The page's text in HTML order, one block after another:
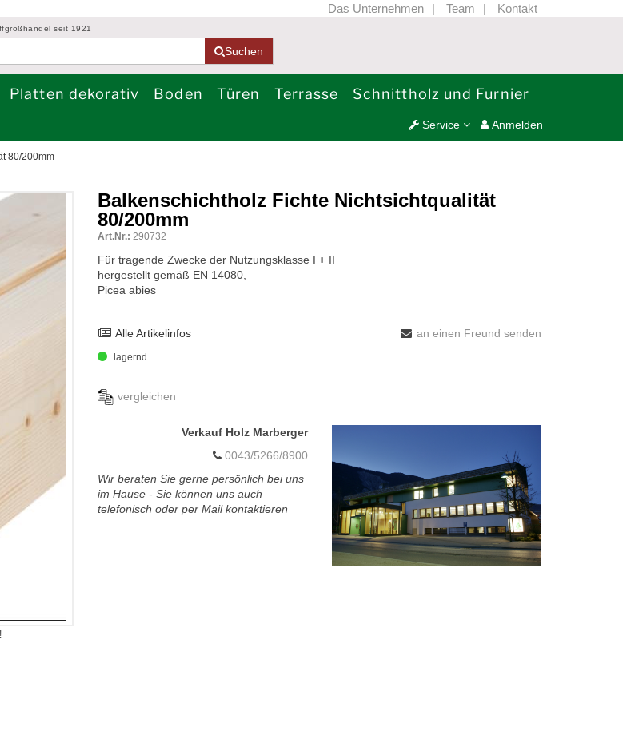
Das Unternehmen Team Kontakt
seit 1921
Suchen
Platten dekorativ Boden Türen Terrasse Schnittholz und Furnier
Anmelden
Service
80/200mm
Balkenschichtholz Fichte Nichtsichtqualität
80/200mm
Art.Nr.: 290732
Für tragende Zwecke der Nutzungsklasse I + II
hergestellt gemäß EN 14080,
Picea abies
Alle Artikelinfos an einen Freund senden
lagernd
vergleichen
Verkauf Holz Marberger
0043/5266/8900
Wir beraten Sie gerne persönlich bei uns
im Hause - Sie können uns auch
telefonisch oder per Mail kontaktieren